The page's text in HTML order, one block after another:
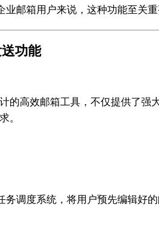
邮箱用户来说，这种功能至关重
功能
的高效邮箱工具，不仅提供了
。
务调度系统，将用户预先编辑好